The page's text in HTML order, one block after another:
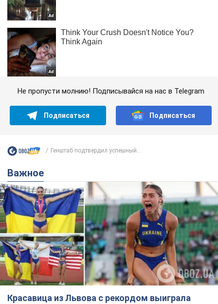
Не пропусти молнию! Подписывайся на нас в Telegram
Подписаться Подписаться
Генштаб подтвердил успешный...
Важное
Красавица из Львова с рекордом выиграла